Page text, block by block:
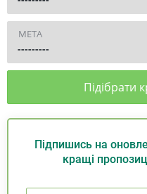
МЕТА
Підібрати
Підпишись на
кращі